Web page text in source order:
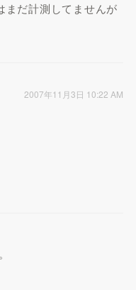
まだ計測してませんが
2007年11月3日 10:22 AM